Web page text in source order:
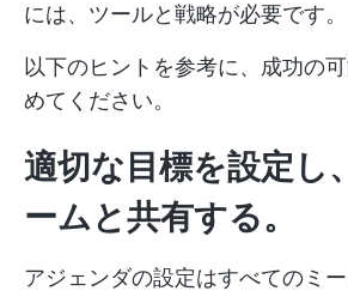
には、ツールと戦略が必要です。
以下のヒントを参考に、成功の
めてください。
適切な目標を設定し
ームと共有する。
アジェンダの設定はすべてのミ